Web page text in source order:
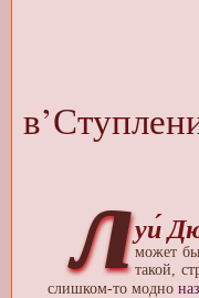
луи́
может
такой,
слишком-то модно